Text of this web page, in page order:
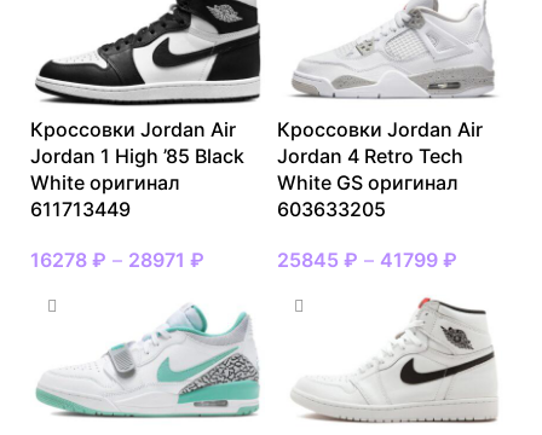
Кроссовки Jordan Air
Jordan 1 High ’85 Black
White оригинал
611713449
16278 ₽ – 28971 ₽
Кроссовки Jordan Air
Jordan 4 Retro Tech
White GS оригинал
603633205
25845 ₽ – 41799 ₽